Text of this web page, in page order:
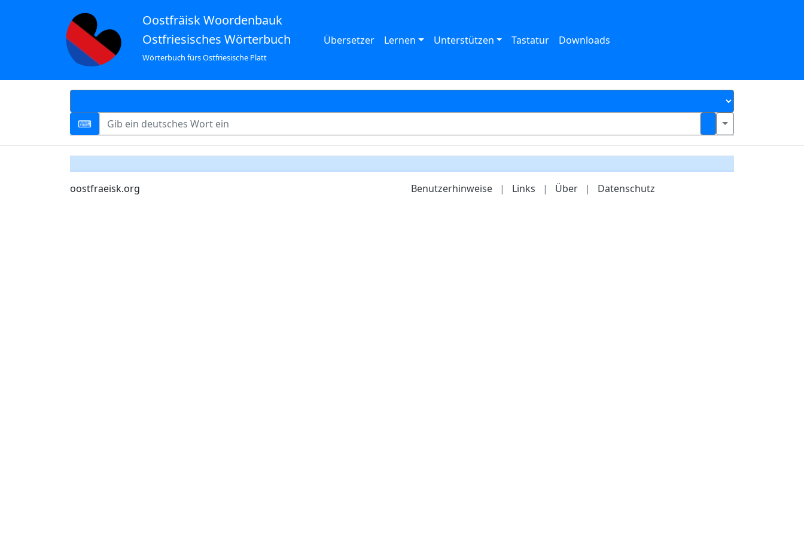
Oostfräisk Woordenbauk
Ostfriesisches Wörterbuch
Wörterbuch fürs Ostfriesische Platt
Übersetzer Lernen Unterstützen Tastatur Downloads
oostfraeisk.org Benutzerhinweise | Links | Über | Datenschutz